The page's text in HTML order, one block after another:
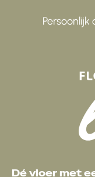
Persoonlijk
Dé vloer met